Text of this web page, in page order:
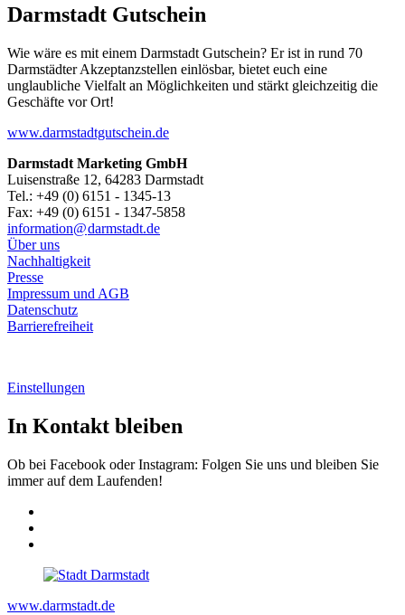
Darmstadt Gutschein
Wie wäre es mit einem Darmstadt Gutschein? Er ist in rund 70
Darmstädter Akzeptanzstellen einlösbar, bietet euch eine
unglaubliche Vielfalt an Möglichkeiten und stärkt gleichzeitig die
Geschäfte vor Ort!
www.darmstadtgutschein.de
Darmstadt Marketing GmbH
Luisenstraße 12, 64283 Darmstadt
Tel.: +49 (0) 6151 - 1345-13
Fax: +49 (0) 6151 - 1347-5858
information@darmstadt.de
Über uns
Nachhaltigkeit
Presse
Impressum und AGB
Datenschutz
Barrierefreiheit
Einstellungen
In Kontakt bleiben
Ob bei Facebook oder Instagram: Folgen Sie uns und bleiben Sie
immer auf dem Laufenden!
www.darmstadt.de